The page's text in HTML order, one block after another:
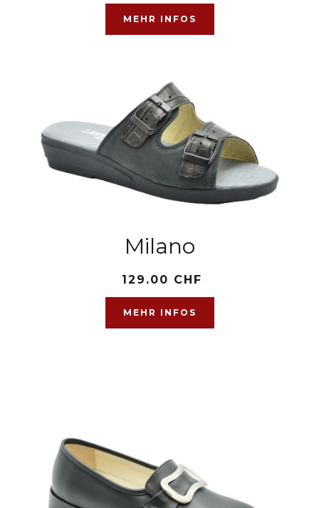
MEHR INFOS
Milano
129.00 CHF
MEHR INFOS